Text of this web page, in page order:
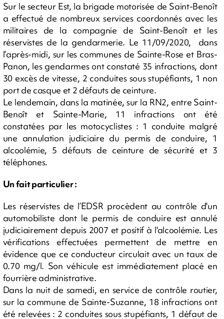
Sur le secteur Est, la brigade motorisée de Saint-Benoît
a effectué de nombreux services coordonnés avec les
militaires de la compagnie de Saint-Benoît et les
réservistes de la gendarmerie. Le 11/09/2020, dans
l’après-midi, sur les communes de Sainte-Rose et Bras-
Panon, les gendarmes ont constaté 35 infractions, dont
30 excès de vitesse, 2 conduites sous stupéfiants, 1 non
port de casque et 2 défauts de ceinture.
Le lendemain, dans la matinée, sur la RN2, entre Saint-
Benoît et Sainte-Marie, 11 infractions ont été
constatées par les motocyclistes : 1 conduite malgré
une annulation judiciaire du permis de conduire, 1
alcoolémie, 5 défauts de ceinture de sécurité et 3
téléphones.
Un fait particulier :
Les réservistes de l’EDSR procèdent au contrôle d'un
automobiliste dont le permis de conduire est annulé
judiciairement depuis 2007 et positif à l'alcoolémie. Les
vérifications effectuées permettent de mettre en
évidence que ce conducteur circulait avec un taux de
0.70 mg/l. Son véhicule est immédiatement placé en
fourrière administrative.
Dans la nuit de samedi, en service de contrôle routier,
sur la commune de Sainte-Suzanne, 18 infractions ont
été relevées : 2 conduites sous stupéfiants, 1 défaut de